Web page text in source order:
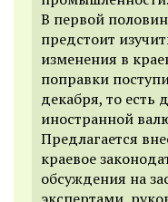
В первой
предстоит
изменения в
поправки
декабря, то есть
иностранной
Предлагается
краевое
обсуждения на